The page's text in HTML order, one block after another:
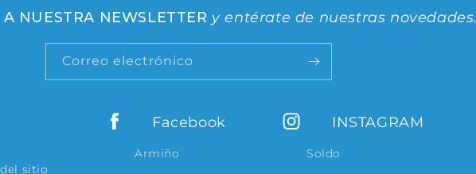
sitio
Facebook
Armiño
INSTAGRAM
Soldo
NUESTRA NEWSLETTER y entérate de nuestras novedades.
Correo electrónico